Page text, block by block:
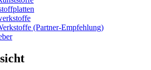
(Partner-Empfehlung)